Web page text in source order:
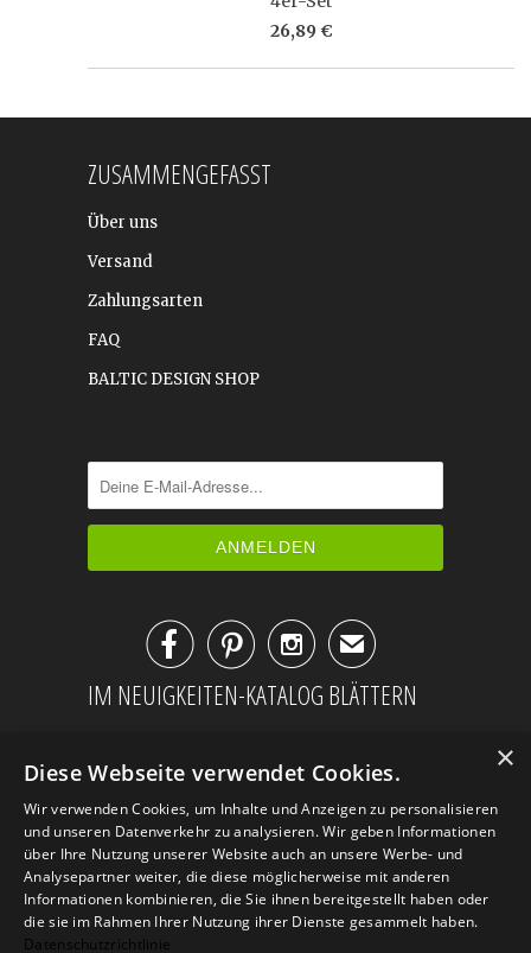
26,89 €
ZUSAMMENGEFASST
Über uns
Versand
Zahlungsarten
FAQ
BALTIC DESIGN SHOP
✉
IM NEUIGKEITEN-KATALOG BLÄTTERN
×
Diese Webseite verwendet Cookies.
Wir verwenden Cookies, um Inhalte und Anzeigen zu personalisieren
und unseren Datenverkehr zu analysieren. Wir geben Informationen
über Ihre Nutzung unserer Website auch an unsere Werbe- und
Analysepartner weiter, die diese möglicherweise mit anderen
Informationen kombinieren, die Sie ihnen bereitgestellt haben oder
die sie im Rahmen Ihrer Nutzung ihrer Dienste gesammelt haben.
Datenschutzrichtlinie